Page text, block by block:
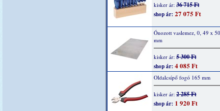
kisker ár: 36 715 Ft
shop ár: 27 075 Ft
Ónozott vaslemez, 0, 49 x
mm
kisker ár: 5 300 Ft
shop ár: 4 085 Ft
Oldalcsípő fogó 165 mm
kisker ár: 2 285 Ft
shop ár: 1 920 Ft